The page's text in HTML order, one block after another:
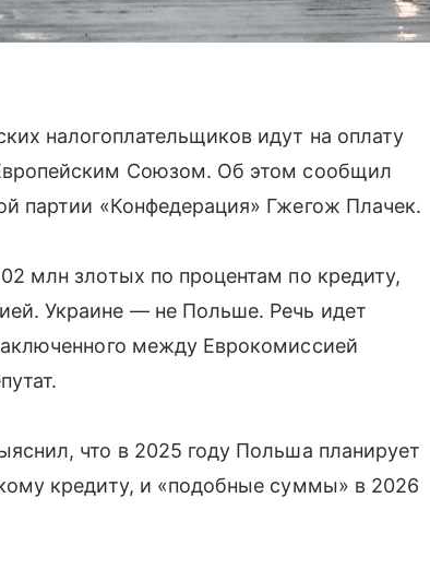
налогоплательщиков идут на оплату
Союзом. Об этом сообщил
партии «Конфедерация» Гжегож Плачек.
млн злотых по процентам по кредиту,
Украине — не Польше. Речь идет
между Еврокомиссией
что в 2025 году Польша планирует
кредиту, и «подобные суммы» в 2026